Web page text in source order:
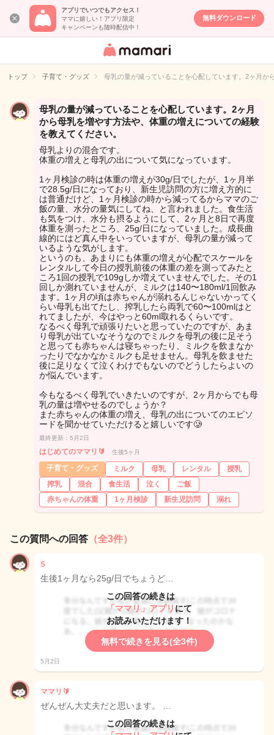
アプリでいつでもアクセス！
ママに嬉しい！アプリ限定
キャンペーンも随時配信中！
無料ダウンロード
女性専用匿名QA
イト
トップ 子育て・グッズ 母乳の量が減っていることを心配しています。2ヶ月
母乳の量が減っていることを心配しています。2ヶ月
から母乳を増やす方法や、体重の増えについての経験
を教えてください。
母乳よりの混合です。
体重の増えと母乳の出について気になっています。
1ヶ月検診の時は体重の増えが30g/日でしたが、1ヶ月半
で28.5g/日になっており、新生児訪問の方に増え方的に
は普通だけど、1ヶ月検診の時から減ってるからママのご
飯の量、水分の量気にしてね、と言われました。食生活
も気をつけ、水分も摂るようにして、2ヶ月と8日で再度
体重を測ったところ、25g/日になっていました。成長曲
線的にはど真ん中をいっていますが、母乳の量が減って
いるような気がします。
というのも、あまりにも体重の増えが心配でスケールを
レンタルして今日の授乳前後の体重の差を測ってみたと
ころ1回の授乳で109gしか増えていませんでした。その1
回しか測れていませんが、ミルクは140〜180ml/1回飲み
ます。1ヶ月の頃は赤ちゃんが溺れるんじゃないかってく
らい母乳も出てたし、搾乳したら両乳で60〜100mlはと
れてましたが、今はやっと60ml取れるくらいです。
なるべく母乳で頑張りたいと思っていたのですが、あま
り母乳が出ていなそうなのでミルクを母乳の後に足そう
と思っても赤ちゃんは寝ちゃったり、ミルクを飲まなか
ったりでなかなかミルクも足せません。母乳を飲ませた
後に足りなくて泣くわけでもないのでどうしたらよいの
か悩んでいます。
今もなるべく母乳でいきたいのですが、2ヶ月からでも母
乳の量は増やせるのでしょうか？
また赤ちゃんの体重の増え、母乳の出についてのエピソ
ードを聞かせていただけると嬉しいです🥲
最終更新：5月2日
はじめてのママリ🔰 生後5ヶ月
子育て・グッズ ミルク 母乳 レンタル
授乳
搾乳
混合 食生活 泣く
ご飯
赤ちゃんの体重
1ヶ月検診 新生児訪問 溺れ
この質問への回答 （全3件）
S
生後1ヶ月なら25g/日でちょうど…
この回答の続きは
「ママリ」アプリ にて
お読みいただけます！
無料で続きを見る(全3件)
5月2日
ママリ🔰
ぜんぜん大丈夫だと思います。 …
この回答の続きは